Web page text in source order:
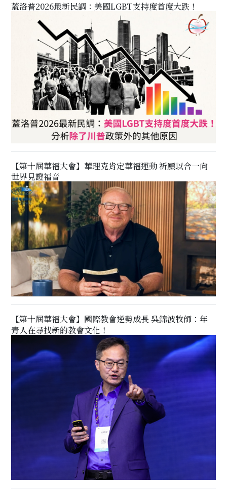
蓋洛普2026最新民調：美國LGBT支持度首度大跌！
【第十屆華福大會】華理克肯定華福運動 祈願以合一向
世界見證福音
【第十屆華福大會】國際教會逆勢成長 吳錦波牧師：年
青人在尋找新的教會文化！